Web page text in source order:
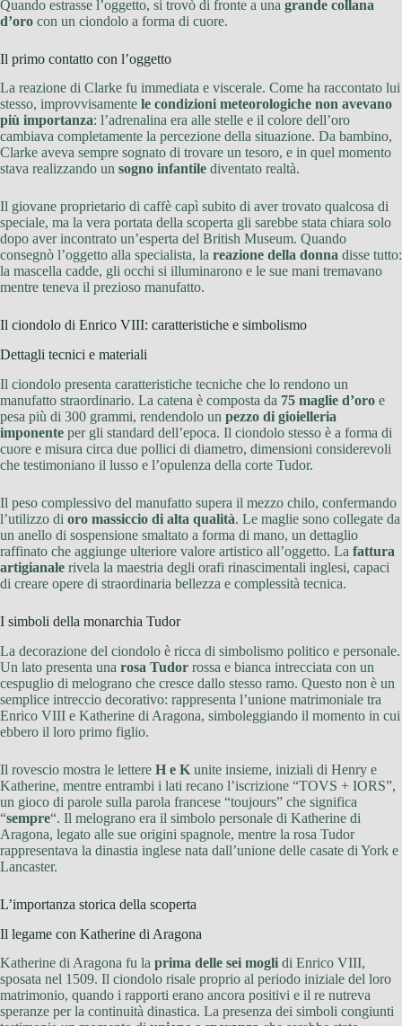
Quando estrasse l’oggetto, si trovò di fronte a una grande collana
d’oro con un ciondolo a forma di cuore.
Il primo contatto con l’oggetto
La reazione di Clarke fu immediata e viscerale. Come ha raccontato lui
stesso, improvvisamente le condizioni meteorologiche non avevano
più importanza: l’adrenalina era alle stelle e il colore dell’oro
cambiava completamente la percezione della situazione. Da bambino,
Clarke aveva sempre sognato di trovare un tesoro, e in quel momento
stava realizzando un sogno infantile diventato realtà.
Il giovane proprietario di caffè capì subito di aver trovato qualcosa di
speciale, ma la vera portata della scoperta gli sarebbe stata chiara solo
dopo aver incontrato un’esperta del British Museum. Quando
consegnò l’oggetto alla specialista, la reazione della donna disse tutto:
la mascella cadde, gli occhi si illuminarono e le sue mani tremavano
mentre teneva il prezioso manufatto.
Il ciondolo di Enrico VIII: caratteristiche e simbolismo
Dettagli tecnici e materiali
Il ciondolo presenta caratteristiche tecniche che lo rendono un
manufatto straordinario. La catena è composta da 75 maglie d’oro e
pesa più di 300 grammi, rendendolo un pezzo di gioielleria
imponente per gli standard dell’epoca. Il ciondolo stesso è a forma di
cuore e misura circa due pollici di diametro, dimensioni considerevoli
che testimoniano il lusso e l’opulenza della corte Tudor.
Il peso complessivo del manufatto supera il mezzo chilo, confermando
l’utilizzo di oro massiccio di alta qualità. Le maglie sono collegate da
un anello di sospensione smaltato a forma di mano, un dettaglio
raffinato che aggiunge ulteriore valore artistico all’oggetto. La fattura
artigianale rivela la maestria degli orafi rinascimentali inglesi, capaci
di creare opere di straordinaria bellezza e complessità tecnica.
I simboli della monarchia Tudor
La decorazione del ciondolo è ricca di simbolismo politico e personale.
Un lato presenta una rosa Tudor rossa e bianca intrecciata con un
cespuglio di melograno che cresce dallo stesso ramo. Questo non è un
semplice intreccio decorativo: rappresenta l’unione matrimoniale tra
Enrico VIII e Katherine di Aragona, simboleggiando il momento in cui
ebbero il loro primo figlio.
Il rovescio mostra le lettere H e K unite insieme, iniziali di Henry e
Katherine, mentre entrambi i lati recano l’iscrizione “TOVS + IORS”,
un gioco di parole sulla parola francese “toujours” che significa
“sempre“. Il melograno era il simbolo personale di Katherine di
Aragona, legato alle sue origini spagnole, mentre la rosa Tudor
rappresentava la dinastia inglese nata dall’unione delle casate di York e
Lancaster.
L’importanza storica della scoperta
Il legame con Katherine di Aragona
Katherine di Aragona fu la prima delle sei mogli di Enrico VIII,
sposata nel 1509. Il ciondolo risale proprio al periodo iniziale del loro
matrimonio, quando i rapporti erano ancora positivi e il re nutreva
speranze per la continuità dinastica. La presenza dei simboli congiunti